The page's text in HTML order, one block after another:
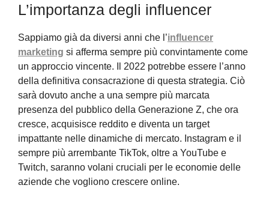
L’importanza degli influencer
Sappiamo già da diversi anni che l’influencer
marketing si afferma sempre più convintamente come
un approccio vincente. Il 2022 potrebbe essere l’anno
della definitiva consacrazione di questa strategia. Ciò
sarà dovuto anche a una sempre più marcata
presenza del pubblico della Generazione Z, che ora
cresce, acquisisce reddito e diventa un target
impattante nelle dinamiche di mercato. Instagram e il
sempre più arrembante TikTok, oltre a YouTube e
Twitch, saranno volani cruciali per le economie delle
aziende che vogliono crescere online.